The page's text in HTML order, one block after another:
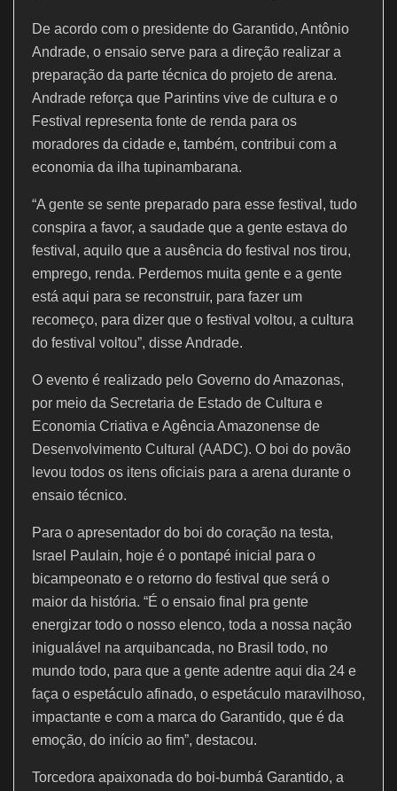
De acordo com o presidente do Garantido, Antônio
Andrade, o ensaio serve para a direção realizar a
preparação da parte técnica do projeto de arena.
Andrade reforça que Parintins vive de cultura e o
Festival representa fonte de renda para os
moradores da cidade e, também, contribui com a
economia da ilha tupinambarana.
“A gente se sente preparado para esse festival, tudo
conspira a favor, a saudade que a gente estava do
festival, aquilo que a ausência do festival nos tirou,
emprego, renda. Perdemos muita gente e a gente
está aqui para se reconstruir, para fazer um
recomeço, para dizer que o festival voltou, a cultura
do festival voltou”, disse Andrade.
O evento é realizado pelo Governo do Amazonas,
por meio da Secretaria de Estado de Cultura e
Economia Criativa e Agência Amazonense de
Desenvolvimento Cultural (AADC). O boi do povão
levou todos os itens oficiais para a arena durante o
ensaio técnico.
Para o apresentador do boi do coração na testa,
Israel Paulain, hoje é o pontapé inicial para o
bicampeonato e o retorno do festival que será o
maior da história. “É o ensaio final pra gente
energizar todo o nosso elenco, toda a nossa nação
inigualável na arquibancada, no Brasil todo, no
mundo todo, para que a gente adentre aqui dia 24 e
faça o espetáculo afinado, o espetáculo maravilhoso,
impactante e com a marca do Garantido, que é da
emoção, do início ao fim”, destacou.
Torcedora apaixonada do boi-bumbá Garantido, a